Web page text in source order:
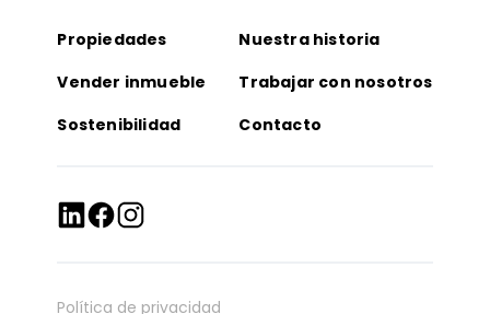
Propiedades
Nuestra historia
Vender inmueble
Trabajar con nosotros
Sostenibilidad
Contacto
Política de privacidad